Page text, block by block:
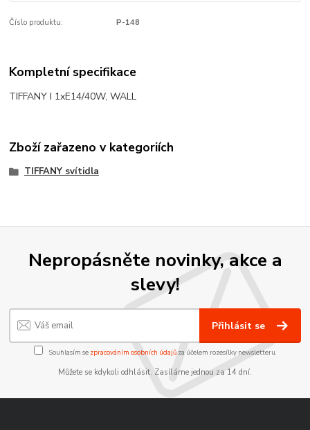
Číslo produktu: P-148
Kompletní specifikace
TIFFANY I 1xE14/40W, WALL
Zboží zařazeno v kategoriích
TIFFANY svítidla
Nepropásněte novinky, akce a
slevy!
Přihlásit se
Souhlasím se zpracováním osobních údajůza účelem rozesílky newsletteru.
Můžete se kdykoli odhlásit. Zasíláme jednou za 14 dní.